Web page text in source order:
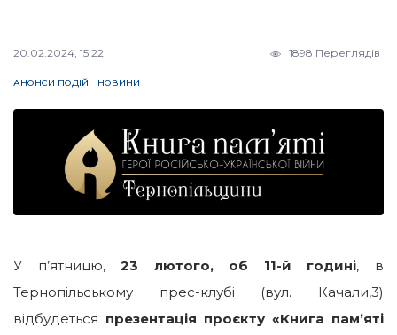
20.02.2024, 15:22 1898 Переглядів
АНОНСИ ПОДІЙ НОВИНИ
У п’ятницю,23 лютого, об 11-й годині, в
Тернопільському прес-клубі (вул. Качали,3)
відбудеться презентація проєкту «Книга пам’яті